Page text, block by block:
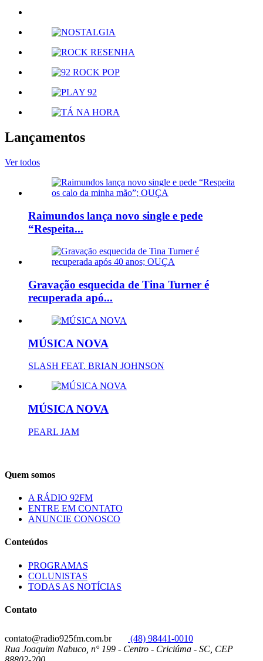
Lançamentos
Ver todos
Raimundos lança novo single e pede
“Respeita...
Gravação esquecida de Tina Turner é
recuperada apó...
MÚSICA NOVA
SLASH FEAT. BRIAN JOHNSON
MÚSICA NOVA
PEARL JAM
Quem somos
A RÁDIO 92FM
ENTRE EM CONTATO
ANUNCIE CONOSCO
Conteúdos
PROGRAMAS
COLUNISTAS
TODAS AS NOTÍCIAS
Contato
contato@radio925fm.com.br
(48) 98441-0010
Rua Joaquim Nabuco, n° 199 - Centro - Criciúma - SC, CEP